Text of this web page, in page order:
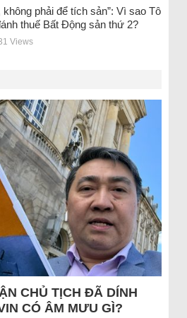
không phải để tích sản”: Vì sao Tô
thuế Bất Động sản thứ 2?
Views
CHỦ TỊCH ĐÃ DÍNH
CÓ ÂM MƯU GÌ?